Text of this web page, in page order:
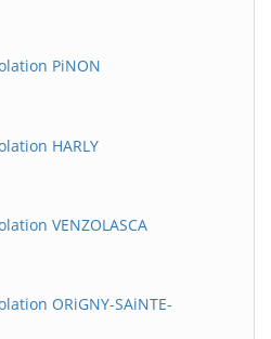
PiNON
HARLY
VENZOLASCA
ORiGNY-SAiNTE-